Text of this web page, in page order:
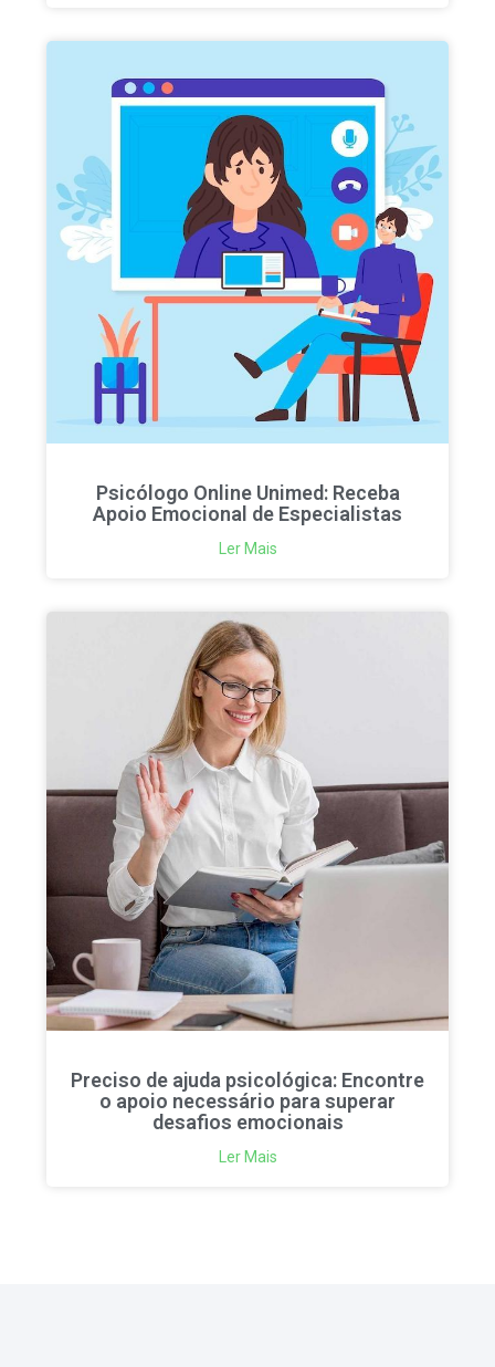
Psicólogo Online Unimed: Receba
Apoio Emocional de Especialistas
Ler Mais
Preciso de ajuda psicológica: Encontre
o apoio necessário para superar
desafios emocionais
Ler Mais